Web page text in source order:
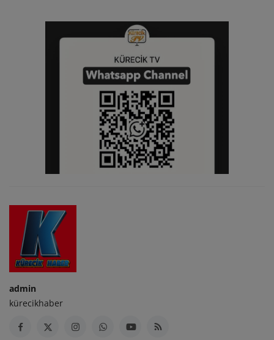
admin
kürecikhaber